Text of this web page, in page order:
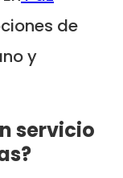
de
y
servicio